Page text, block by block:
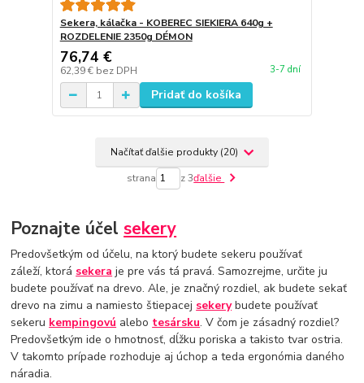
Sekera, kálačka - KOBEREC SIEKIERA 640g +
ROZDELENIE 2350g DÉMON
76,74 €
62,39 € bez DPH 3-7 dní
Pridať do košíka
Načítať ďalšie produkty (20)
strana z 3ďalšie
Poznajte účelsekery
Predovšetkým od účelu, na ktorý budete sekeru používať
záleží, ktorá sekera je pre vás tá pravá. Samozrejme, určite ju
budete používať na drevo. Ale, je značný rozdiel, ak budete sekať
drevo na zimu a namiesto štiepacej sekerybudete používať
sekeru kempingovú alebo tesársku. V čom je zásadný rozdiel?
Predovšetkým ide o hmotnosť, dĺžku poriska a takisto tvar ostria.
V takomto prípade rozhoduje aj úchop a teda ergonómia daného
náradia.